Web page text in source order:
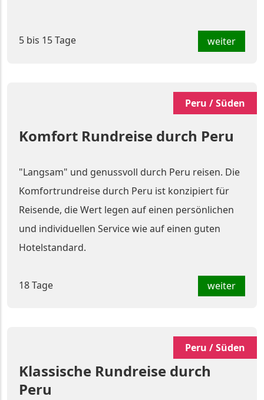
5 bis 15 Tage weiter
Peru / Süden
Komfort Rundreise durch Peru
"Langsam" und genussvoll durch Peru reisen. Die
Komfortrundreise durch Peru ist konzipiert für
Reisende, die Wert legen auf einen persönlichen
und individuellen Service wie auf einen guten
Hotelstandard.
18 Tage weiter
Peru / Süden
Klassische Rundreise durch
Peru